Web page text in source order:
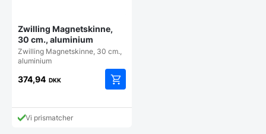
Zwilling Magnetskinne,
30 cm., aluminium
Zwilling Magnetskinne, 30 cm.,
aluminium
374,94 DKK
Vi prismatcher